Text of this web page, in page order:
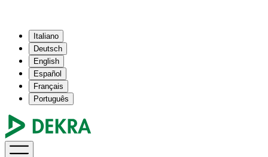
Italiano
Deutsch
English
Español
Français
Português